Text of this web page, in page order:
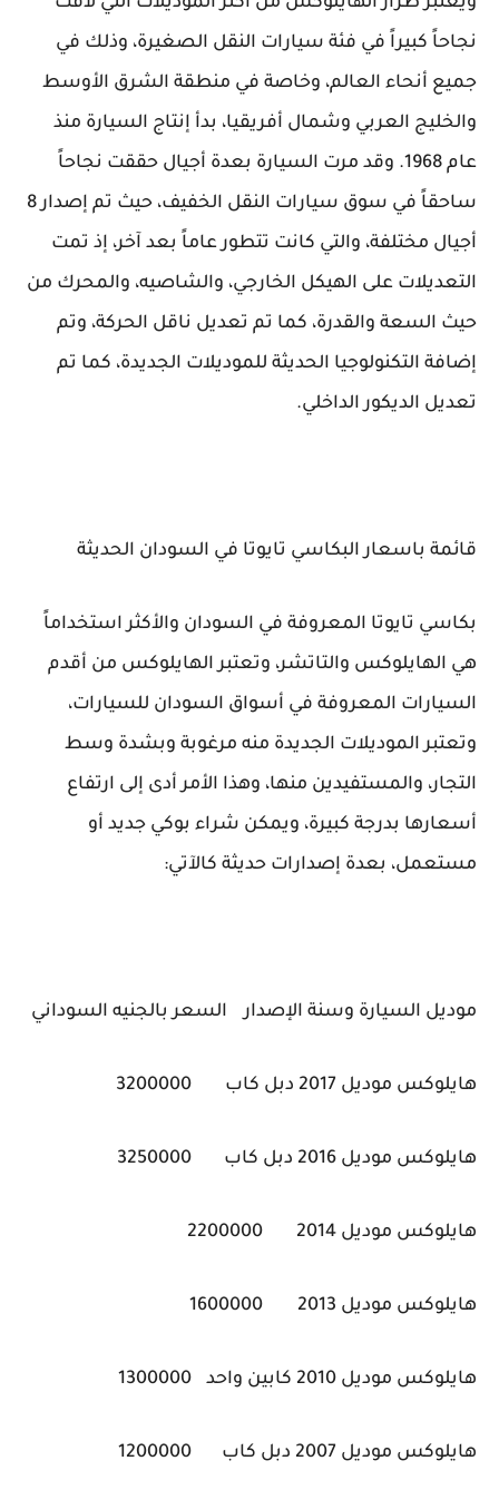
نجاحاً كبيراً في فئة سيارات النقل الصغيرة، وذلك في
جميع أنحاء العالم، وخاصة في منطقة الشرق الأوسط
والخليج العربي وشمال أفريقيا، بدأ إنتاج السيارة منذ
عام 1968. وقد مرت السيارة بعدة أجيال حققت نجاحاً
ساحقاً في سوق سيارات النقل الخفيف، حيث تم إصدار 8
أجيال مختلفة، والتي كانت تتطور عاماً بعد آخر، إذ تمت
التعديلات على الهيكل الخارجي، والشاصيه، والمحرك من
حيث السعة والقدرة، كما تم تعديل ناقل الحركة، وتم
إضافة التكنولوجيا الحديثة للموديلات الجديدة، كما تم
تعديل الديكور الداخلي.
قائمة باسعار البكاسي تايوتا في السودان الحديثة
بكاسي تايوتا المعروفة في السودان والأكثر استخداماً
هي الهايلوكس والتاتشر، وتعتبر الهايلوكس من أقدم
السيارات المعروفة في أسواق السودان للسيارات،
وتعتبر الموديلات الجديدة منه مرغوبة وبشدة وسط
التجار، والمستفيدين منها، وهذا الأمر أدى إلى ارتفاع
أسعارها بدرجة كبيرة، ويمكن شراء بوكي جديد أو
مستعمل، بعدة إصدارات حديثة كالآتي:
موديل السيارة وسنة الإصدار السعر بالجنيه السوداني
هايلوكس موديل 2017 دبل كاب 3200000
هايلوكس موديل 2016 دبل كاب 3250000
هايلوكس موديل 2014 2200000
هايلوكس موديل 2013 1600000
هايلوكس موديل 2010 كابين واحد 1300000
هايلوكس موديل 2007 دبل كاب 1200000